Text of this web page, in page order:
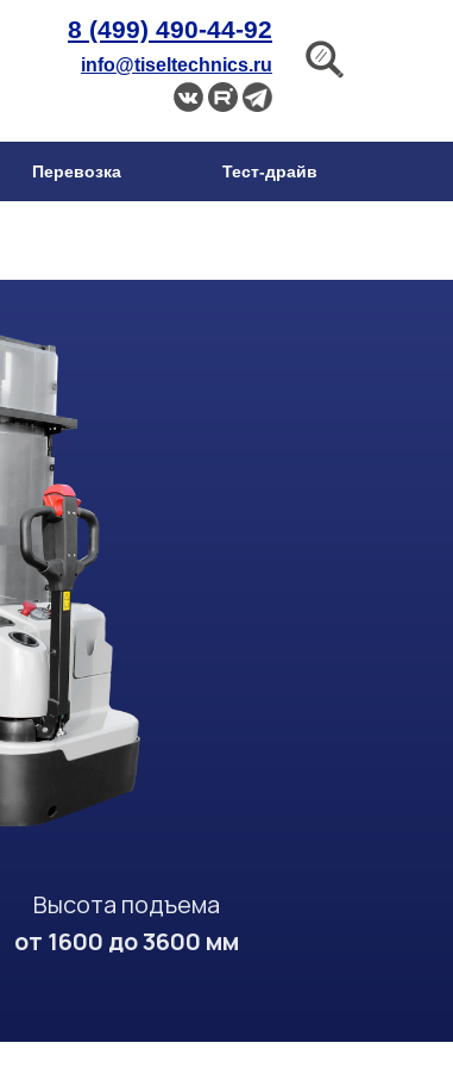
info@tiseltechnics.ru
8 (499) 490-44-92
Тест-драйв
Перевозка
Высота подъема
от 1600 до 3600 мм